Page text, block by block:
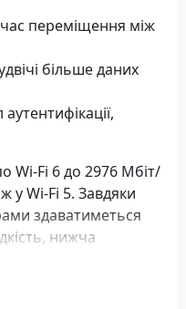
переміщення між
більше даних
Wi-Fi 6 до 2976 Мбіт/
у Wi-Fi 5. Завдяки
здаватиметься
нижча
каналу та